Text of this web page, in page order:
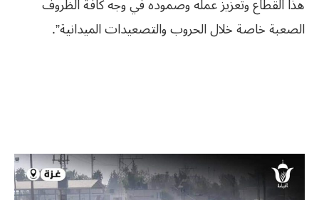
الصعبة خاصة خلال الحروب والتصعيدات الميدانية”.